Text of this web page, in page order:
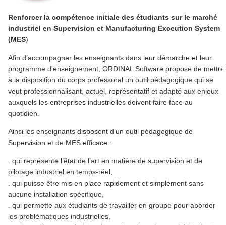
Renforcer la compétence initiale des étudiants sur le marché
industriel en Supervision et Manufacturing Exceution System
(MES)
Afin d’accompagner les enseignants dans leur démarche et leur
programme d’enseignement, ORDINAL Software propose de mettre
à la disposition du corps professoral un outil pédagogique qui se
veut professionnalisant, actuel, représentatif et adapté aux enjeux
auxquels les entreprises industrielles doivent faire face au
quotidien.
Ainsi les enseignants disposent d’un outil pédagogique de
Supervision et de MES efficace :
. qui représente l’état de l’art en matière de supervision et de
pilotage industriel en temps-réel,
. qui puisse être mis en place rapidement et simplement sans
aucune installation spécifique,
. qui permette aux étudiants de travailler en groupe pour aborder
les problématiques industrielles,